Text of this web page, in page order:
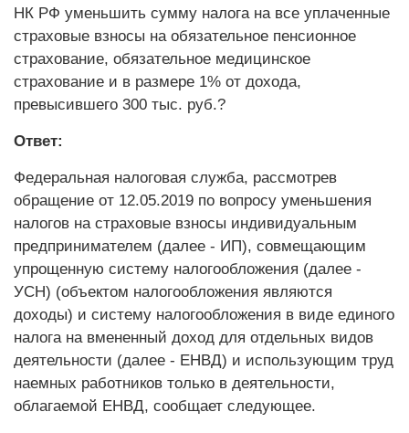
НК РФ уменьшить сумму налога на все уплаченные
страховые взносы на обязательное пенсионное
страхование, обязательное медицинское
страхование и в размере 1% от дохода,
превысившего 300 тыс. руб.?
Ответ:
Федеральная налоговая служба, рассмотрев
обращение от 12.05.2019 по вопросу уменьшения
налогов на страховые взносы индивидуальным
предпринимателем (далее - ИП), совмещающим
упрощенную систему налогообложения (далее -
УСН) (объектом налогообложения являются
доходы) и систему налогообложения в виде единого
налога на вмененный доход для отдельных видов
деятельности (далее - ЕНВД) и использующим труд
наемных работников только в деятельности,
облагаемой ЕНВД, сообщает следующее.